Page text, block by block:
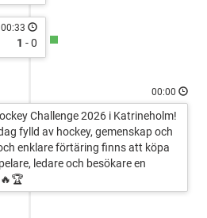
00:33
1 - 0
00:00
Challenge 2026 i Katrineholm!
fylld av hockey, gemenskap och
enklare förtäring finns att köpa
ledare och besökare en